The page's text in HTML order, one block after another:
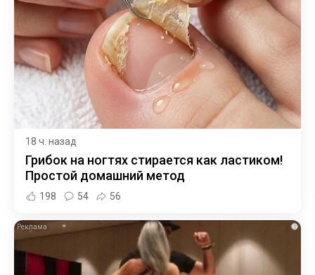
18 ч. назад
Грибок на ногтях стирается как ластиком!
Простой домашний метод
198 54 56
i